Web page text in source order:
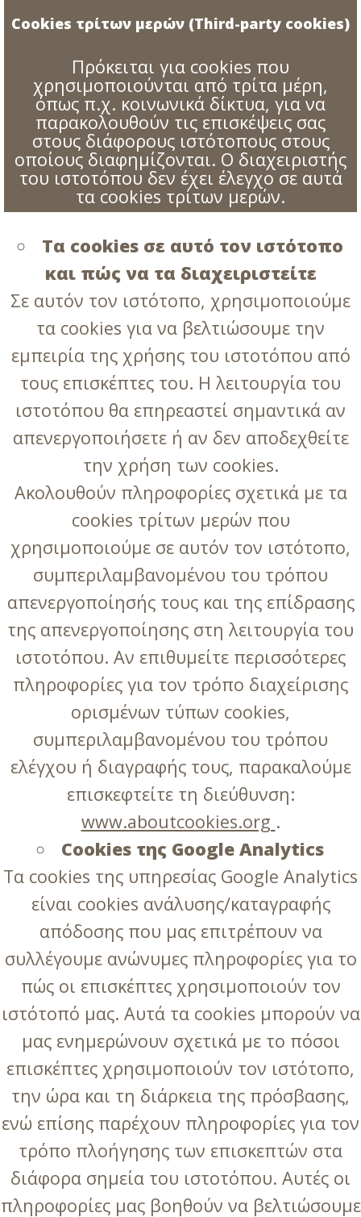
Cookies τρίτων μερών (Third-party cookies)
Πρόκειται για cookies που
χρησιμοποιούνται από τρίτα μέρη,
όπως π.χ. κοινωνικά δίκτυα, για να
παρακολουθούν τις επισκέψεις σας
στους διάφορους ιστότοπους στους
οποίους διαφημίζονται. Ο διαχειριστής
του ιστοτόπου δεν έχει έλεγχο σε αυτά
τα cookies τρίτων μερών.
Τα cookies σε αυτό τον ιστότοπο
και πώς να τα διαχειριστείτε
Σε αυτόν τον ιστότοπο, χρησιμοποιούμε
τα cookies για να βελτιώσουμε την
εμπειρία της χρήσης του ιστοτόπου από
τους επισκέπτες του. Η λειτουργία του
ιστοτόπου θα επηρεαστεί σημαντικά αν
απενεργοποιήσετε ή αν δεν αποδεχθείτε
την χρήση των cookies.
Ακολουθούν πληροφορίες σχετικά με τα
cookies τρίτων μερών που
χρησιμοποιούμε σε αυτόν τον ιστότοπο,
συμπεριλαμβανομένου του τρόπου
απενεργοποίησής τους και της επίδρασης
της απενεργοποίησης στη λειτουργία του
ιστοτόπου. Αν επιθυμείτε περισσότερες
πληροφορίες για τον τρόπο διαχείρισης
ορισμένων τύπων cookies,
συμπεριλαμβανομένου του τρόπου
ελέγχου ή διαγραφής τους, παρακαλούμε
επισκεφτείτε τη διεύθυνση:
www.aboutcookies.org .
Cookies της Google Analytics
Τα cookies της υπηρεσίας Google Analytics
είναι cookies ανάλυσης/καταγραφής
απόδοσης που μας επιτρέπουν να
συλλέγουμε ανώνυμες πληροφορίες για το
πώς οι επισκέπτες χρησιμοποιούν τον
ιστότοπό μας. Αυτά τα cookies μπορούν να
μας ενημερώνουν σχετικά με το πόσοι
επισκέπτες χρησιμοποιούν τον ιστότοπο,
την ώρα και τη διάρκεια της πρόσβασης,
ενώ επίσης παρέχουν πληροφορίες για τον
τρόπο πλοήγησης των επισκεπτών στα
διάφορα σημεία του ιστοτόπου. Αυτές οι
πληροφορίες μας βοηθούν να βελτιώσουμε